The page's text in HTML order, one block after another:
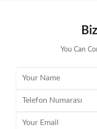
charge it rapidly. Within
You Can